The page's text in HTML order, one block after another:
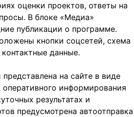
оценки проектов, ответы на
В блоке «Медиа»
публикации о программе.
кнопки соцсетей, схема
данные.
на сайте в виде
информирования
результатах и
предусмотрена автоотправка